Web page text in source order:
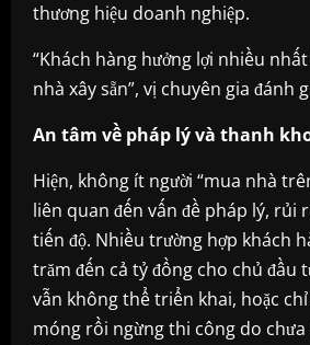
thương hiệu doanh nghiệp.
“Khách hàng hưởng lợi nhiều
nhà xây sẵn”, vị chuyên gia đánh
An tâm về pháp lý và thanh
Hiện, không ít người “mua nhà
liên quan đến vấn đề pháp lý, rủi
tiến độ. Nhiều trường hợp khách
trăm đến cả tỷ đồng cho chủ đầu
vẫn không thể triển khai, hoặc
móng rồi ngừng thi công do chưa